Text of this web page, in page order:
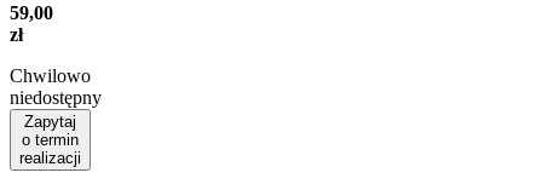
59,00
zł
Chwilowo
niedostępny
Zapytaj
o termin
realizacji